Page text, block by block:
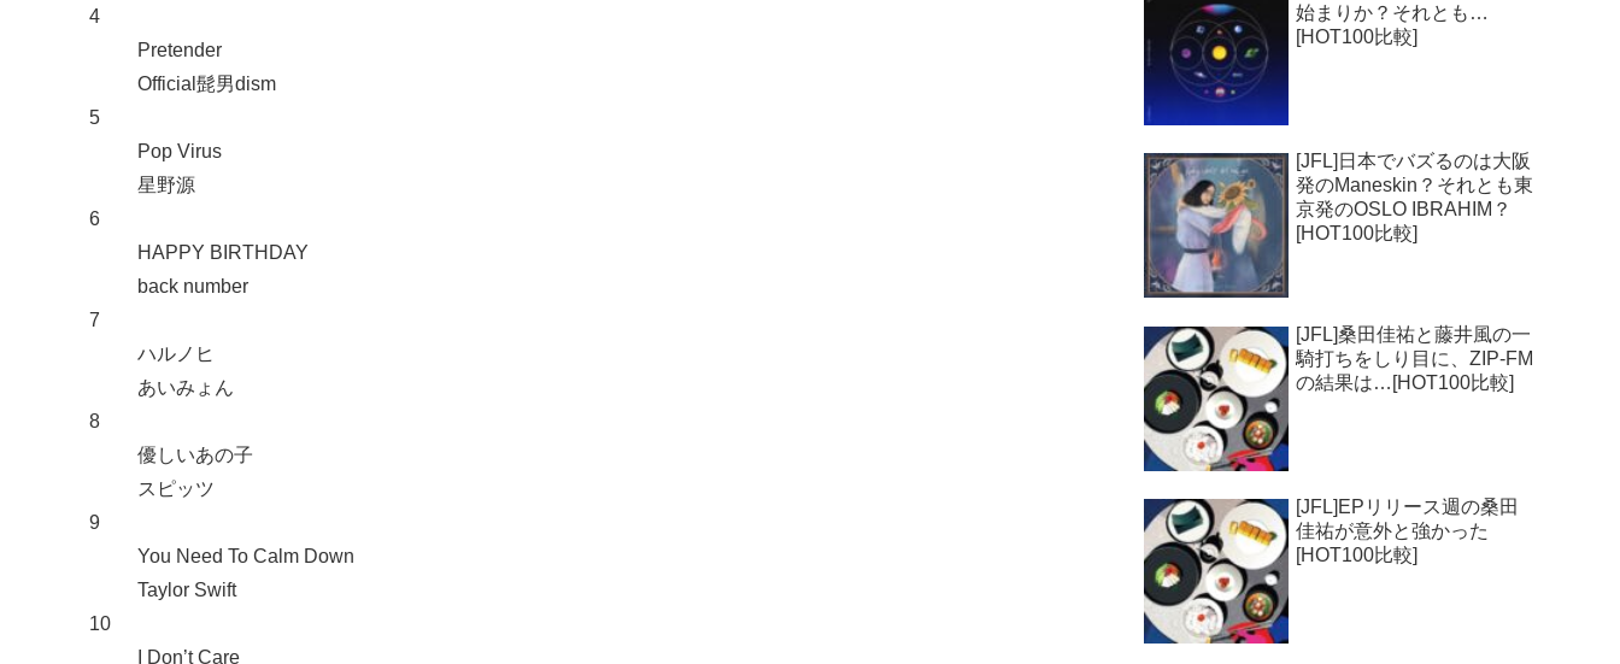
4
Pretender
Official髭男dism
5
Pop Virus
星野源
6
HAPPY BIRTHDAY
back number
7
ハルノヒ
あいみょん
8
優しいあの子
スピッツ
9
You Need To Calm Down
Taylor Swift
10
I Don’t Care
始まりか？それとも…
[HOT100比較]
[JFL]日本でバズるのは大阪
発のManeskin？それとも東
京発のOSLO IBRAHIM？
[HOT100比較]
[JFL]桑田佳祐と藤井風の一
騎打ちをしり目に、ZIP-FM
の結果は…[HOT100比較]
[JFL]EPリリース週の桑田
佳祐が意外と強かった
[HOT100比較]